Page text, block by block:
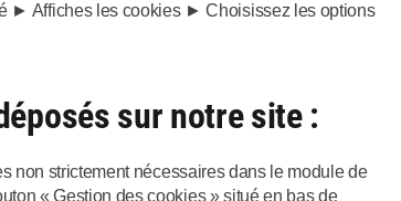
► Affiches les cookies ► Choisissez les options
sur notre site :
non strictement nécessaires dans le module de
« Gestion des cookies » situé en bas de